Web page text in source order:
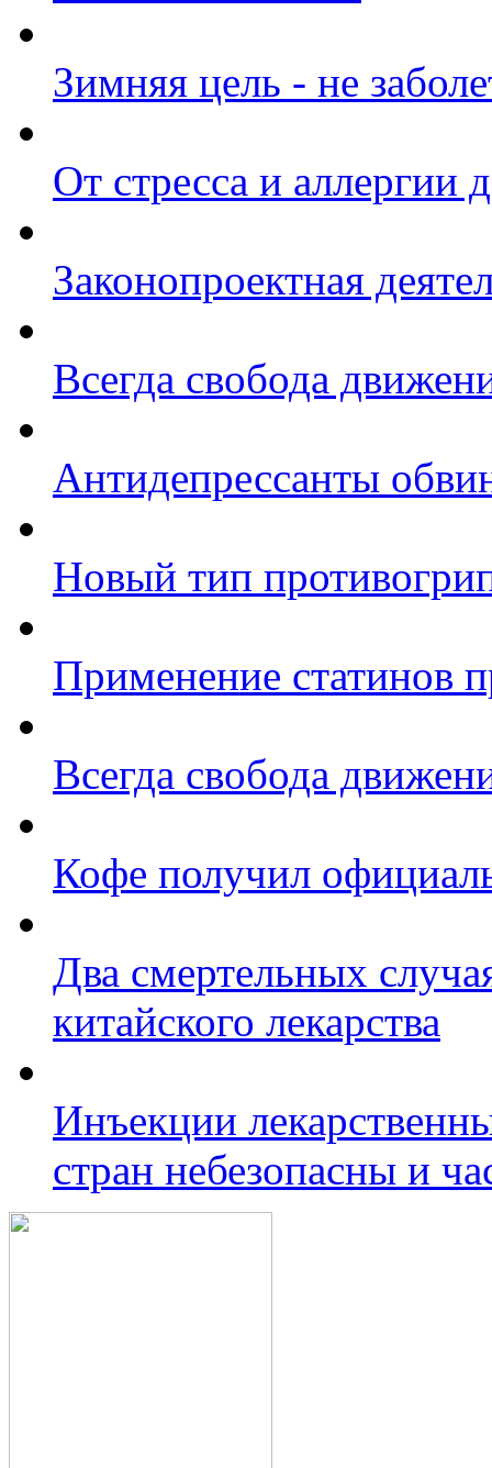
Зимняя цель - не
От стресса и аллергии
Законопроектная
Всегда свобода
Антидепрессанты
Новый тип
Применение статинов
Всегда свобода
Кофе получил
Два смертельных
китайского лекарства
Инъекции
стран небезопасны и